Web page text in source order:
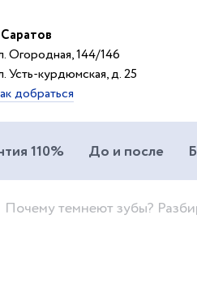
Саратов
Огородная, 144/146
Усть-курдюмская, д. 25
добраться
110% До и после
Почему темнеют зубы?